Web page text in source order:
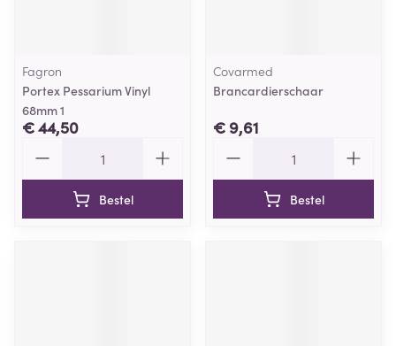
Fagron
Portex Pessarium Vinyl
68mm 1
€ 44,50
Bestel
Covarmed
Brancardierschaar
€ 9,61
Bestel